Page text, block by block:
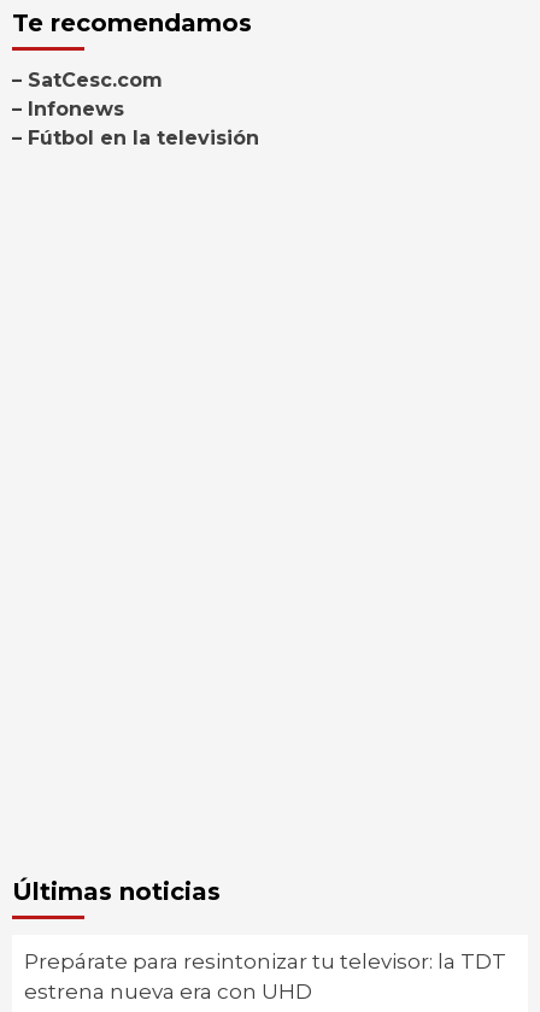
Te recomendamos
– SatCesc.com
– Infonews
– Fútbol en la televisión
Últimas noticias
Prepárate para resintonizar tu televisor: la TDT
estrena nueva era con UHD